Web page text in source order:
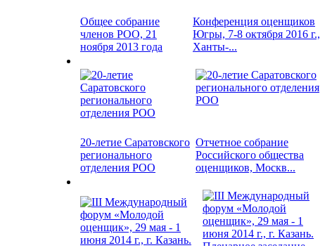
Общее собрание
членов РОО, 21
ноября 2013 года
Конференция оценщиков
Югры, 7-8 октября 2016 г.,
Ханты-...
20-летие Саратовского
регионального
отделения РОО
Отчетное собрание
Российского общества
оценщиков, Москв...